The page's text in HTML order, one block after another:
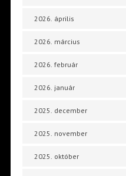
2026. április
2026. március
2026. február
2026. január
2025. december
2025. november
2025. október